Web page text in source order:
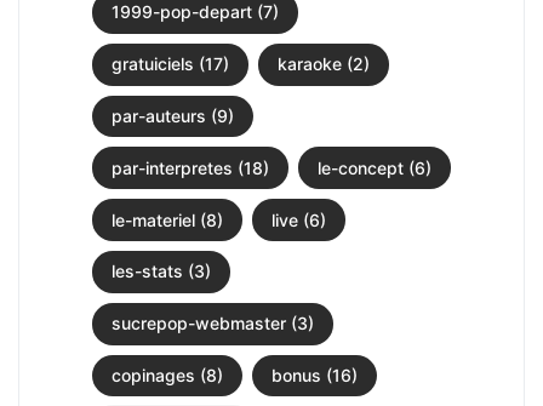
1999-pop-depart (7)
gratuiciels (17) karaoke (2)
par-auteurs (9)
par-interpretes (18) le-concept (6)
le-materiel (8) live (6)
les-stats (3)
sucrepop-webmaster (3)
copinages (8) bonus (16)